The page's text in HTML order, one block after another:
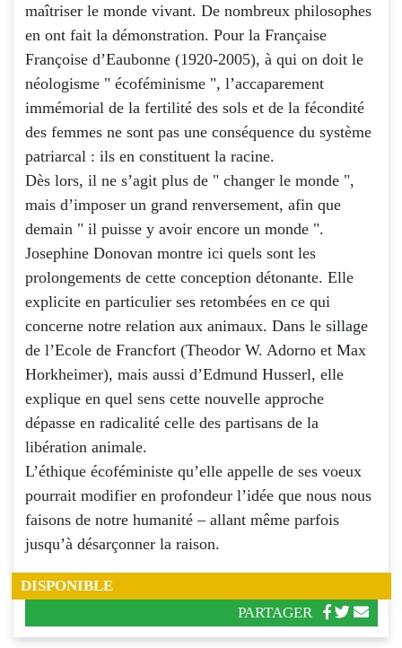
maîtriser le monde vivant. De nombreux philosophes
en ont fait la démonstration. Pour la Française
Françoise d’Eaubonne (1920-2005), à qui on doit le
néologisme " écoféminisme ", l’accaparement
immémorial de la fertilité des sols et de la fécondité
des femmes ne sont pas une conséquence du système
patriarcal : ils en constituent la racine.
Dès lors, il ne s’agit plus de " changer le monde ",
mais d’imposer un grand renversement, afin que
demain " il puisse y avoir encore un monde ".
Josephine Donovan montre ici quels sont les
prolongements de cette conception détonante. Elle
explicite en particulier ses retombées en ce qui
concerne notre relation aux animaux. Dans le sillage
de l’Ecole de Francfort (Theodor W. Adorno et Max
Horkheimer), mais aussi d’Edmund Husserl, elle
explique en quel sens cette nouvelle approche
dépasse en radicalité celle des partisans de la
libération animale.
L’éthique écoféministe qu’elle appelle de ses voeux
pourrait modifier en profondeur l’idée que nous nous
faisons de notre humanité – allant même parfois
jusqu’à désarçonner la raison.
DISPONIBLE
PARTAGER